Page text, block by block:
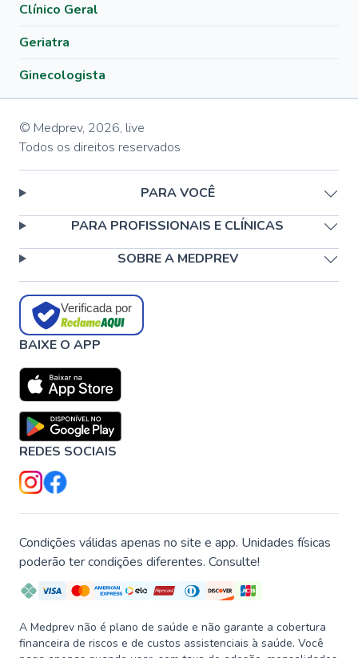
Clínico Geral
Geriatra
Ginecologista
© Medprev, 2026, live
Todos os direitos reservados
PARA VOCÊ
PARA PROFISSIONAIS E CLÍNICAS
SOBRE A MEDPREV
Verificada por
BAIXE O APP
REDES SOCIAIS
Condições válidas apenas no site e app. Unidades físicas
poderão ter condições diferentes. Consulte!
A Medprev não é plano de saúde e não garante a cobertura
financeira de riscos e de custos assistenciais à saúde. Você